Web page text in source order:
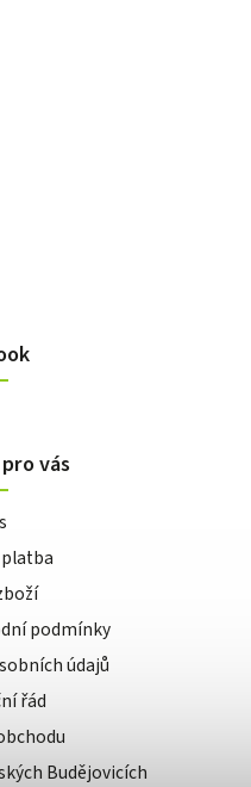
vás
podmínky
údajů
řád
Budějovicích